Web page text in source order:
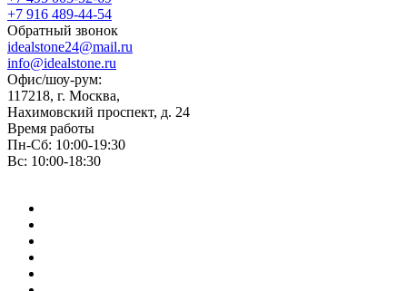
+7 916 489-44-54
Обратный звонок
idealstone24@mail.ru
info@idealstone.ru
Офис/шоу-рум:
117218, г. Москва,
Нахимовский проспект, д. 24
Время работы
Пн-Сб: 10:00-19:30
Вс: 10:00-18:30